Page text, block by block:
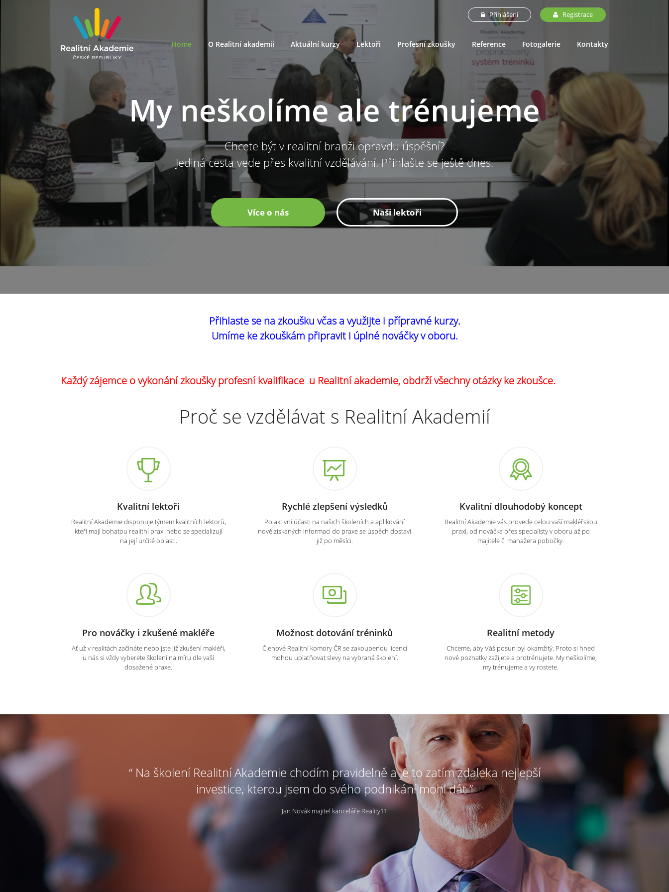
Přihlášení Registrace
Home O Realitní akademii Aktuální kurzy Lektoři Profesní zkoušky Reference Fotogalerie Kontakty
My neškolíme ale trénujeme
Chcete být v realitní branži opravdu úspěšní?
Jediná cesta vede přes kvalitní vzdělávání. Přihlašte se ještě dnes.
Více o nás Naši lektoři
Přihlaste se na zkoušku včas a využijte i přípravné kurzy.
Umíme ke zkouškám připravit i úplné nováčky v oboru.
Každý zájemce o vykonání zkoušky profesní kvalifikace u Realitní akademie, obdrží všechny otázky ke zkoušce.
Proč se vzdělávat s Realitní Akademií
Kvalitní lektoři
Realitní Akademie disponuje týmem kvalitních lektorů,
kteří mají bohatou realitní praxi nebo se specializují
na její určité oblasti.
Rychlé zlepšení výsledků
Po aktivní účasti na našich školeních a aplikování
nově získaných informací do praxe se úspěch dostaví
již po měsíci.
Kvalitní dlouhodobý koncept
Realitní Akademie vás provede celou vaší makléřskou
praxí, od nováčka přes specialisty v oboru až po
majitele či manažera pobočky.
Pro nováčky i zkušené makléře
Ať už v realitách začínáte nebo jste již zkušení makléři,
u nás si vždy vyberete školení na míru dle vaší
dosažené praxe.
Možnost dotování tréninků
Členové Realitní komory ČR se zakoupenou licencí
mohou uplatňovat slevy na vybraná školení.
Realitní metody
Chceme, aby Váš posun byl okamžitý. Proto si hned
nové poznatky zažijete a protrénujete. My neškolíme,
my trénujeme a vy rostete.
“ Na školení Realitní Akademie chodím pravidelně a je to zatím zdaleka nejlepší
investice, kterou jsem do svého podnikání mohl dát ”
Jan Novák majitel kanceláře Reality11